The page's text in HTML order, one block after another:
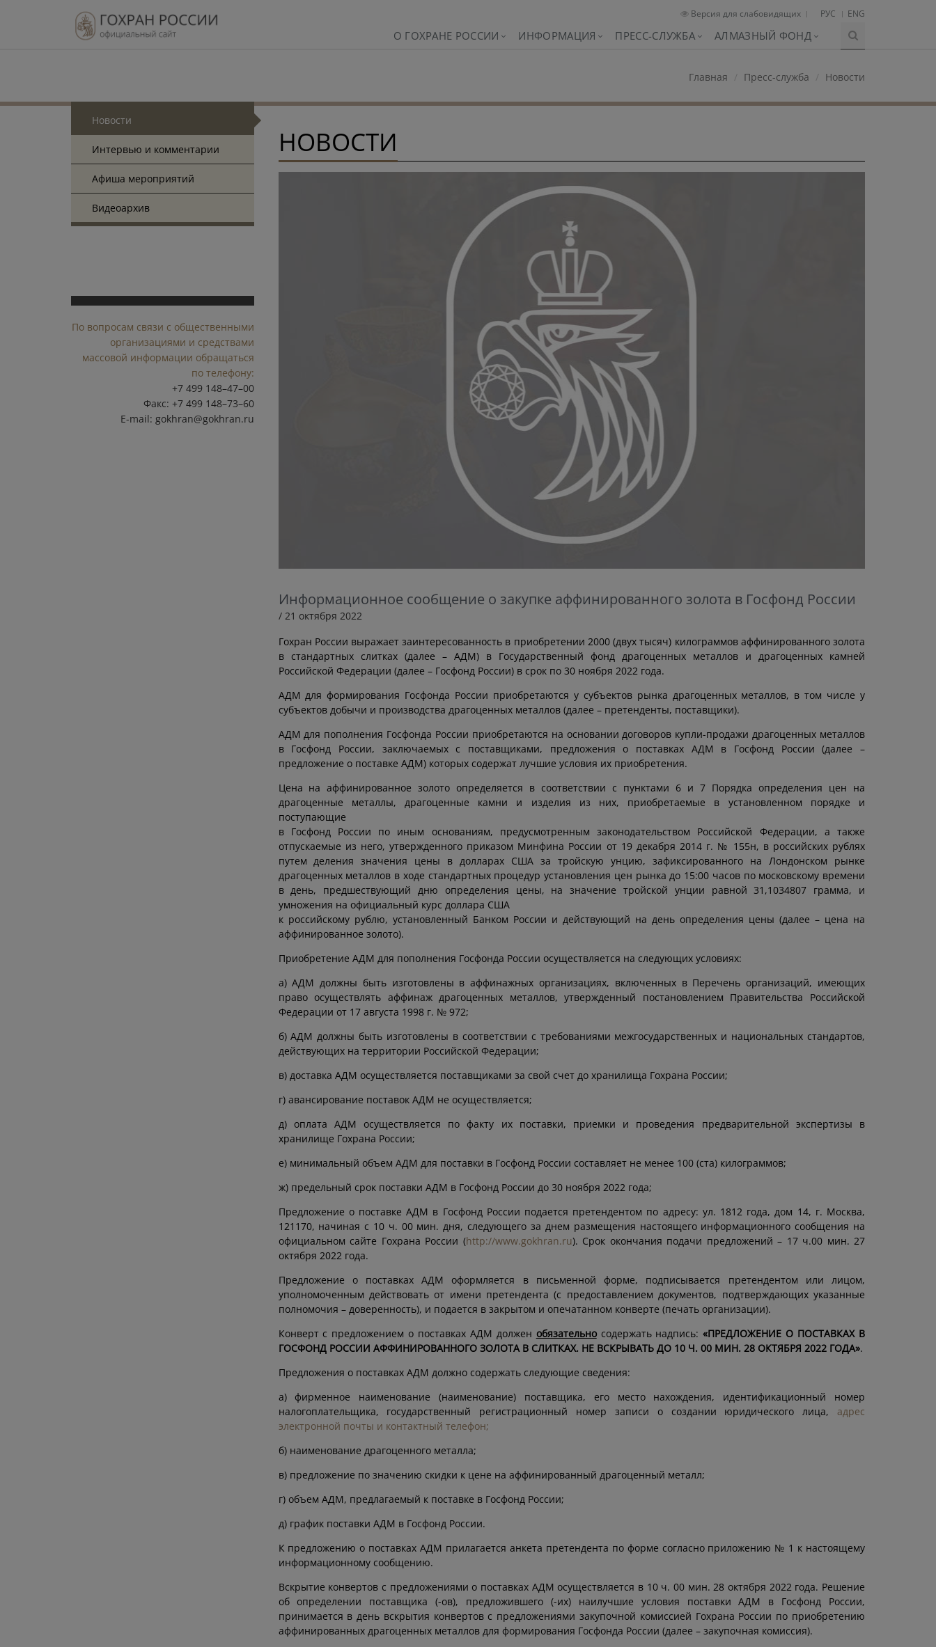
Версия для слабовидящих РУС ENG
О ГОХРАНЕ РОССИИ ИНФОРМАЦИЯ ПРЕСС-СЛУЖБА АЛМАЗНЫЙ ФОНД
Главная Пресс-служба Новости
Новости
Интервью и комментарии
Афиша мероприятий
Видеоархив
По вопросам связи с общественными
организациями и средствами
массовой информации обращаться
по телефону:
+7 499 148–47–00
Факс: +7 499 148–73–60
E-mail: gokhran@gokhran.ru
НОВОСТИ
Информационное сообщение о закупке аффинированного золота в Госфонд России
/ 21 октября 2022
Гохран России выражает заинтересованность в приобретении 2000 (двух тысяч) килограммов аффинированного золота
в стандартных слитках (далее – АДМ) в Государственный фонд драгоценных металлов и драгоценных камней
Российской Федерации (далее – Госфонд России) в срок по 30 ноября 2022 года.
АДМ для формирования Госфонда России приобретаются у субъектов рынка драгоценных металлов, в том числе у
субъектов добычи и производства драгоценных металлов (далее – претенденты, поставщики).
АДМ для пополнения Госфонда России приобретаются на основании договоров купли-продажи драгоценных металлов
в Госфонд России, заключаемых с поставщиками, предложения о поставках АДМ в Госфонд России (далее –
предложение о поставке АДМ) которых содержат лучшие условия их приобретения.
Цена на аффинированное золото определяется в соответствии с пунктами 6 и 7 Порядка определения цен на
драгоценные металлы, драгоценные камни и изделия из них, приобретаемые в установленном порядке и
поступающие
в Госфонд России по иным основаниям, предусмотренным законодательством Российской Федерации, а также
отпускаемые из него, утвержденного приказом Минфина России от 19 декабря 2014 г. № 155н, в российских рублях
путем деления значения цены в долларах США за тройскую унцию, зафиксированного на Лондонском рынке
драгоценных металлов в ходе стандартных процедур установления цен рынка до 15:00 часов по московскому времени
в день, предшествующий дню определения цены, на значение тройской унции равной 31,1034807 грамма, и
умножения на официальный курс доллара США
к российскому рублю, установленный Банком России и действующий на день определения цены (далее – цена на
аффинированное золото).
Приобретение АДМ для пополнения Госфонда России осуществляется на следующих условиях:
а) АДМ должны быть изготовлены в аффинажных организациях, включенных в Перечень организаций, имеющих
право осуществлять аффинаж драгоценных металлов, утвержденный постановлением Правительства Российской
Федерации от 17 августа 1998 г. № 972;
б) АДМ должны быть изготовлены в соответствии с требованиями межгосударственных и национальных стандартов,
действующих на территории Российской Федерации;
в) доставка АДМ осуществляется поставщиками за свой счет до хранилища Гохрана России;
г) авансирование поставок АДМ не осуществляется;
д) оплата АДМ осуществляется по факту их поставки, приемки и проведения предварительной экспертизы в
хранилище Гохрана России;
е) минимальный объем АДМ для поставки в Госфонд России составляет не менее 100 (ста) килограммов;
ж) предельный срок поставки АДМ в Госфонд России до 30 ноября 2022 года;
Предложение о поставке АДМ в Госфонд России подается претендентом по адресу: ул. 1812 года, дом 14, г. Москва,
121170, начиная с 10 ч. 00 мин. дня, следующего за днем размещения настоящего информационного сообщения на
официальном сайте Гохрана России (http://www.gokhran.ru). Срок окончания подачи предложений – 17 ч.00 мин. 27
октября 2022 года.
Предложение о поставках АДМ оформляется в письменной форме, подписывается претендентом или лицом,
уполномоченным действовать от имени претендента (с предоставлением документов, подтверждающих указанные
полномочия – доверенность), и подается в закрытом и опечатанном конверте (печать организации).
Конверт с предложением о поставках АДМ должен обязательносодержать надпись:«ПРЕДЛОЖЕНИЕ О ПОСТАВКАХ В
ГОСФОНД РОССИИ АФФИНИРОВАННОГО ЗОЛОТА В СЛИТКАХ. НЕ ВСКРЫВАТЬ ДО 10 Ч. 00 МИН. 28 ОКТЯБРЯ 2022 ГОДА».
Предложения о поставках АДМ должно содержать следующие сведения:
а) фирменное наименование (наименование) поставщика, его место нахождения, идентификационный номер
налогоплательщика, государственный регистрационный номер записи о создании юридического лица, адрес
электронной почты и контактный телефон;
б) наименование драгоценного металла;
в) предложение по значению скидки к цене на аффинированный драгоценный металл;
г) объем АДМ, предлагаемый к поставке в Госфонд России;
д) график поставки АДМ в Госфонд России.
К предложению о поставках АДМ прилагается анкета претендента по форме согласно приложению № 1 к настоящему
информационному сообщению.
Вскрытие конвертов с предложениями о поставках АДМ осуществляется в 10 ч. 00 мин. 28 октября 2022 года. Решение
об определении поставщика (-ов), предложившего (-их) наилучшие условия поставки АДМ в Госфонд России,
принимается в день вскрытия конвертов с предложениями закупочной комиссией Гохрана России по приобретению
аффинированных драгоценных металлов для формирования Госфонда России (далее – закупочная комиссия).